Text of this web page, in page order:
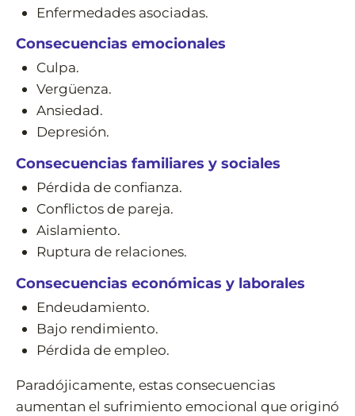
Enfermedades asociadas.
Consecuencias emocionales
Culpa.
Vergüenza.
Ansiedad.
Depresión.
Consecuencias familiares y sociales
Pérdida de confianza.
Conflictos de pareja.
Aislamiento.
Ruptura de relaciones.
Consecuencias económicas y laborales
Endeudamiento.
Bajo rendimiento.
Pérdida de empleo.
Paradójicamente, estas consecuencias
aumentan el sufrimiento emocional que originó